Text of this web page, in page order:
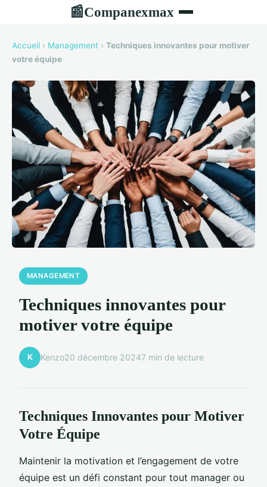
📰Companexmax
Accueil › Management › Techniques innovantes pour motiver
votre équipe
MANAGEMENT
Techniques innovantes pour
motiver votre équipe
K Kenzo20 décembre 20247 min de lecture
Techniques Innovantes pour Motiver
Votre Équipe
Maintenir la motivation et l’engagement de votre
équipe est un défi constant pour tout manager ou